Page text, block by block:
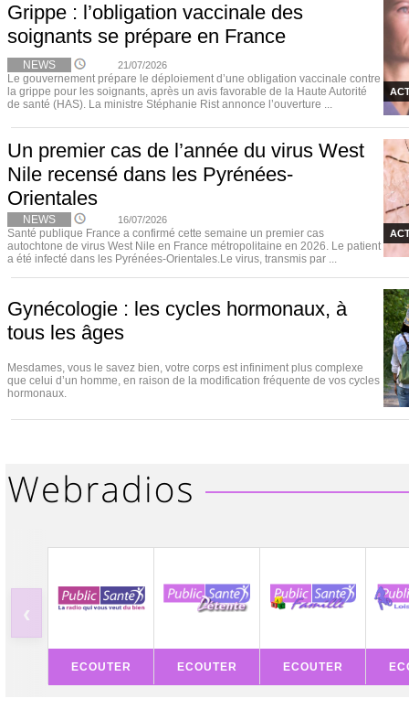
Grippe : l’obligation vaccinale des
soignants se prépare en France
NEWS 21/07/2026
Le gouvernement prépare le déploiement d’une obligation vaccinale contre
la grippe pour les soignants, après un avis favorable de la Haute Autorité
de santé (HAS). La ministre Stéphanie Rist annonce l’ouverture ...
Un premier cas de l’année du virus West
Nile recensé dans les Pyrénées-
Orientales
NEWS 16/07/2026
Santé publique France a confirmé cette semaine un premier cas
autochtone de virus West Nile en France métropolitaine en 2026. Le patient
a été infecté dans les Pyrénées-Orientales.Le virus, transmis par ...
Gynécologie : les cycles hormonaux, à
tous les âges
Mesdames, vous le savez bien, votre corps est infiniment plus complexe
que celui d’un homme, en raison de la modification fréquente de vos cycles
hormonaux.
‹
ECOUTER ECOUTER ECOUTER